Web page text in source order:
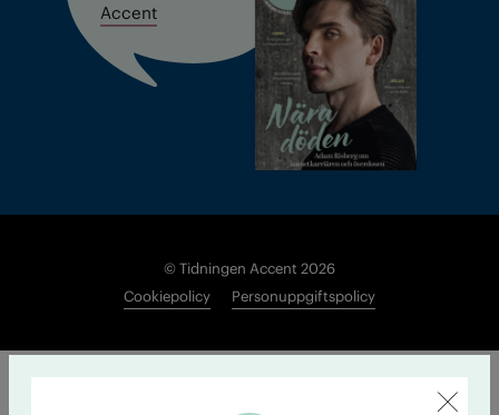
Accent
© Tidningen Accent 2026
Cookiepolicy
Personuppgiftspolicy